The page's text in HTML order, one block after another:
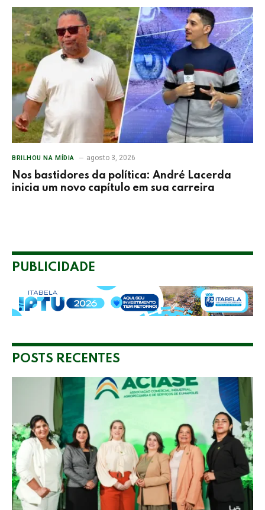
BRILHOU NA MÍDIA agosto 3, 2026
Nos bastidores da política: André Lacerda
inicia um novo capítulo em sua carreira
PUBLICIDADE
POSTS RECENTES